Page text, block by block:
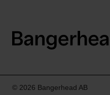
LinkedIn
© 2026 Bangerhead AB